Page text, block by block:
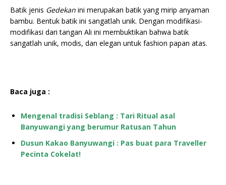
Batik jenis Gedekan ini merupakan batik yang mirip anyaman
bambu. Bentuk batik ini sangatlah unik. Dengan modifikasi-
modifikasi dari tangan Ali ini membuktikan bahwa batik
sangatlah unik, modis, dan elegan untuk fashion papan atas.
Baca juga :
Mengenal tradisi Seblang : Tari Ritual asal
Banyuwangi yang berumur Ratusan Tahun
Dusun Kakao Banyuwangi : Pas buat para Traveller
Pecinta Cokelat!